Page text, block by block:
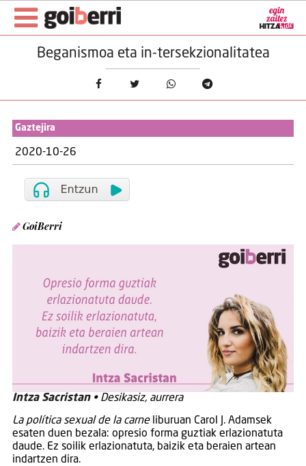
Beganismoa eta in-tersekzionalitatea
Gaztejira
2020-10-26
GoiBerri
Intza Sacristan• Desikasiz, aurrera
La política sexual de la carneliburuan Carol J. Adamsek
esaten duen bezala: opresio forma guztiak erlazionatuta
daude. Ez soilik erlazionatuta, baizik eta beraien artean
indartzen dira.